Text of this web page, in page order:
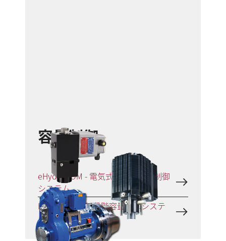
容量制御
eHydroCOM - 電気式無段階容量制御
システム
HydroCOM - 無段階容量制御システ
ム